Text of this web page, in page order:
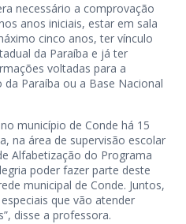
necessário a comprovação
anos iniciais, estar em sala
cinco anos, ter vínculo
da Paraíba e já ter
voltadas para a
Paraíba ou a Base Nacional
município de Conde há 15
na área de supervisão escolar
Alfabetização do Programa
poder fazer parte deste
municipal de Conde. Juntos,
que vão atender
disse a professora.